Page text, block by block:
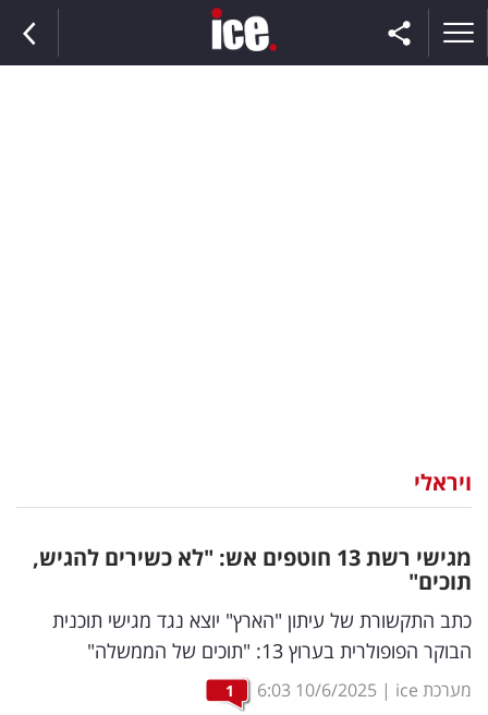
וצרכנות
דיגיטל
וטק
שיווק
ופרסום
ויראלי
מגישי רשת 13 חוטפים אש: "לא כשירים להגיש,
תוכים"
כתב התקשורת של עיתון "הארץ" יוצא נגד מגישי תוכנית
הבוקר הפופולרית בערוץ 13: "תוכים של הממשלה"
מערכת ice |
10/6/2025
6:03
1